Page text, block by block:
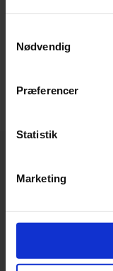
Nødvendig
Præferencer
Statistik
Marketing
Read